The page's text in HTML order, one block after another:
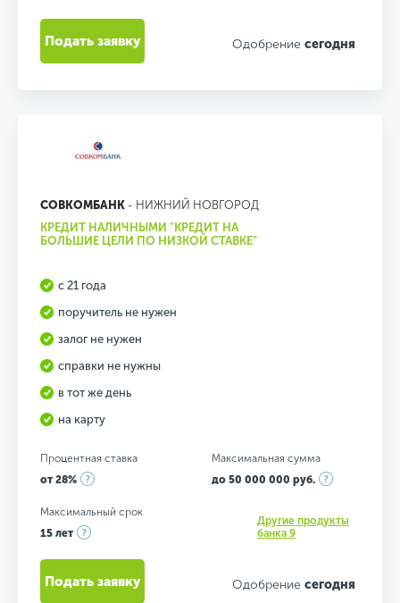
Одобрение сегодня
Подать заявку
СОВКОМБАНК - НИЖНИЙ НОВГОРОД
КРЕДИТ НАЛИЧНЫМИ "КРЕДИТ НА
БОЛЬШИЕ ЦЕЛИ ПО НИЗКОЙ СТАВКЕ"
с 21 года
поручитель не нужен
залог не нужен
справки не нужны
в тот же день
на карту
Процентная ставка
от 28%
Максимальная сумма
до 50 000 000 руб.
Максимальный срок
15 лет
Другие продукты
банка 9
Одобрение сегодня
Подать заявку